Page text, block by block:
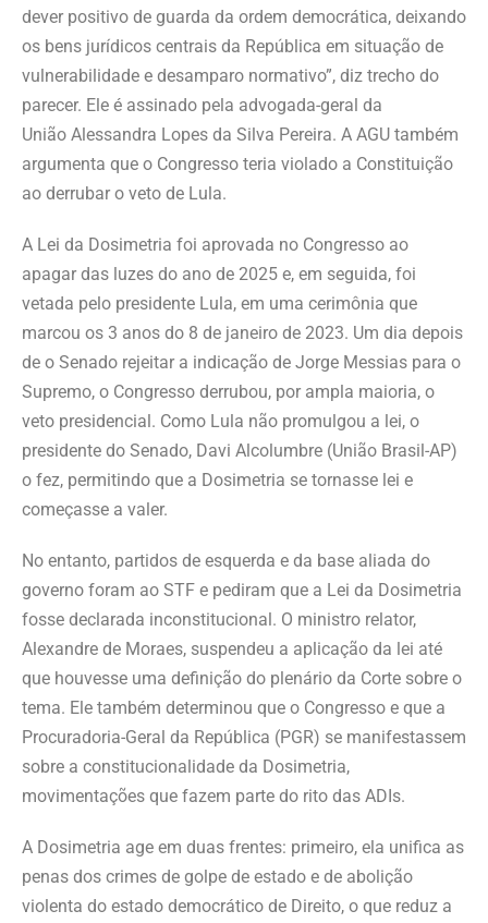
dever positivo de guarda da ordem democrática, deixando
os bens jurídicos centrais da República em situação de
vulnerabilidade e desamparo normativo”, diz trecho do
parecer. Ele é assinado pela advogada-geral da
União Alessandra Lopes da Silva Pereira. A AGU também
argumenta que o Congresso teria violado a Constituição
ao derrubar o veto de Lula.
A Lei da Dosimetria foi aprovada no Congresso ao
apagar das luzes do ano de 2025 e, em seguida, foi
vetada pelo presidente Lula, em uma cerimônia que
marcou os 3 anos do 8 de janeiro de 2023. Um dia depois
de o Senado rejeitar a indicação de Jorge Messias para o
Supremo, o Congresso derrubou, por ampla maioria, o
veto presidencial. Como Lula não promulgou a lei, o
presidente do Senado, Davi Alcolumbre (União Brasil-AP)
o fez, permitindo que a Dosimetria se tornasse lei e
começasse a valer.
No entanto, partidos de esquerda e da base aliada do
governo foram ao STF e pediram que a Lei da Dosimetria
fosse declarada inconstitucional. O ministro relator,
Alexandre de Moraes, suspendeu a aplicação da lei até
que houvesse uma definição do plenário da Corte sobre o
tema. Ele também determinou que o Congresso e que a
Procuradoria-Geral da República (PGR) se manifestassem
sobre a constitucionalidade da Dosimetria,
movimentações que fazem parte do rito das ADIs.
A Dosimetria age em duas frentes: primeiro, ela unifica as
penas dos crimes de golpe de estado e de abolição
violenta do estado democrático de Direito, o que reduz a